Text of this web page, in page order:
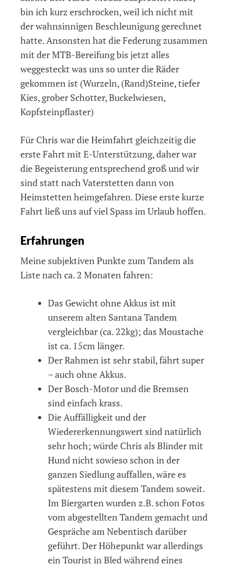
bin ich kurz erschrocken, weil ich nicht mit
der wahnsinnigen Beschleunigung gerechnet
hatte. Ansonsten hat die Federung zusammen
mit der MTB-Bereifung bis jetzt alles
weggesteckt was uns so unter die Räder
gekommen ist (Wurzeln, (Rand)Steine, tiefer
Kies, grober Schotter, Buckelwiesen,
Kopfsteinpflaster)
Für Chris war die Heimfahrt gleichzeitig die
erste Fahrt mit E-Unterstützung, daher war
die Begeisterung entsprechend groß und wir
sind statt nach Vaterstetten dann von
Heimstetten heimgefahren. Diese erste kurze
Fahrt ließ uns auf viel Spass im Urlaub hoffen.
Erfahrungen
Meine subjektiven Punkte zum Tandem als
Liste nach ca. 2 Monaten fahren:
Das Gewicht ohne Akkus ist mit
unserem alten Santana Tandem
vergleichbar (ca. 22kg); das Moustache
ist ca. 15cm länger.
Der Rahmen ist sehr stabil, fährt super
– auch ohne Akkus.
Der Bosch-Motor und die Bremsen
sind einfach krass.
Die Auffälligkeit und der
Wiedererkennungswert sind natürlich
sehr hoch; würde Chris als Blinder mit
Hund nicht sowieso schon in der
ganzen Siedlung auffallen, wäre es
spätestens mit diesem Tandem soweit.
Im Biergarten wurden z.B. schon Fotos
vom abgestellten Tandem gemacht und
Gespräche am Nebentisch darüber
geführt. Der Höhepunkt war allerdings
ein Tourist in Bled während eines